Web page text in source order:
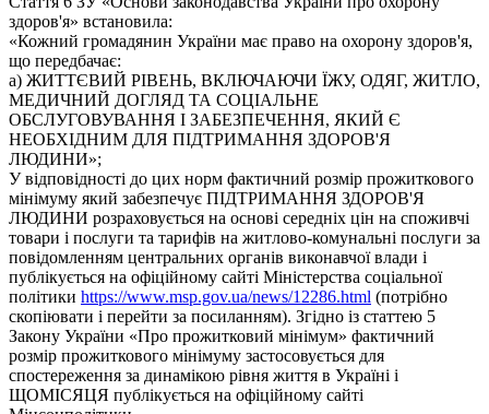
здоров'я» встановила:
«Кожний громадянин України має право на охорону здоров'я,
що передбачає:
а) ЖИТТЄВИЙ РІВЕНЬ, ВКЛЮЧАЮЧИ ЇЖУ, ОДЯГ, ЖИТЛО,
МЕДИЧНИЙ ДОГЛЯД ТА СОЦІАЛЬНЕ
ОБСЛУГОВУВАННЯ І ЗАБЕЗПЕЧЕННЯ, ЯКИЙ Є
НЕОБХІДНИМ ДЛЯ ПІДТРИМАННЯ ЗДОРОВ'Я
ЛЮДИНИ»;
У відповідності до цих норм фактичний розмір прожиткового
мінімуму який забезпечує ПІДТРИМАННЯ ЗДОРОВ'Я
ЛЮДИНИ розраховується на основі середніх цін на споживчі
товари і послуги та тарифів на житлово-комунальні послуги за
повідомленням центральних органів виконавчої влади і
публікується на офіційному сайті Міністерства соціальної
політики https://www.msp.gov.ua/news/12286.html (потрібно
скопіювати і перейти за посиланням). Згідно із статтею 5
Закону України «Про прожитковий мінімум» фактичний
розмір прожиткового мінімуму застосовується для
спостереження за динамікою рівня життя в Україні і
ЩОМІСЯЦЯ публікується на офіційному сайті